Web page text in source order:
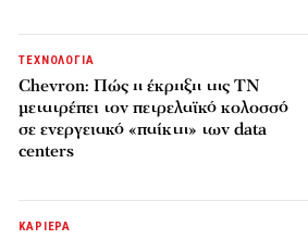
ΤΕΧΝΟΛΟΓΙΑ
Chevron: Πώς η έκρηξη της ΤΝ
μετατρέπει τον πετρελαϊκό κολοσσό
σε ενεργειακό «παίκτη» των data
centers
ΚΑΡΙΕΡΑ